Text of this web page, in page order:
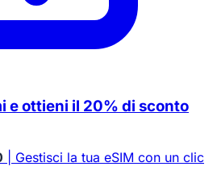
e ottieni il 20% di sconto
| Gestisci la tua eSIM con un clic